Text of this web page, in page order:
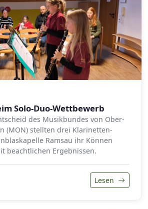
Solo-Duo-Wettbewerb
des Musikbundes von Ober-
(MON) stellten drei Klarinetten-
Ramsau ihr Können
beachtlichen Ergebnissen.
Lesen